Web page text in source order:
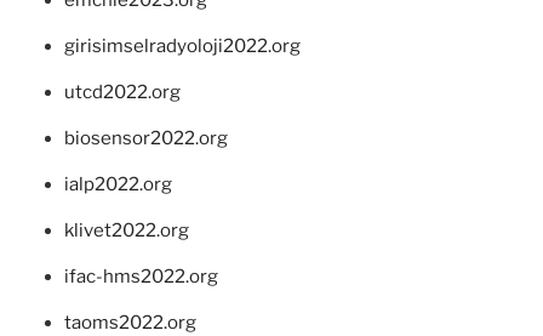
girisimselradyoloji2022.org
utcd2022.org
biosensor2022.org
ialp2022.org
klivet2022.org
ifac-hms2022.org
taoms2022.org